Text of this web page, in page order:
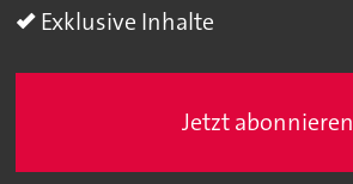
Exklusive Inhalte
Jetzt abonnieren